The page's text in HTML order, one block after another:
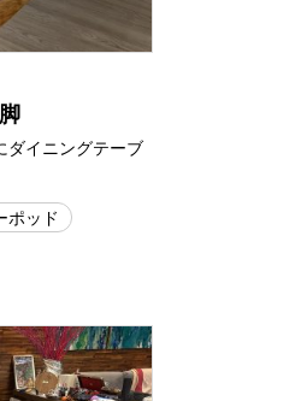
ダイニングテーブ
ポッド